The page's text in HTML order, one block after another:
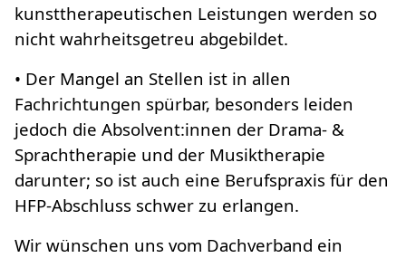
kunsttherapeutischen Leistungen werden so
nicht wahrheitsgetreu abgebildet.
• Der Mangel an Stellen ist in allen
Fachrichtungen spürbar, besonders leiden
jedoch die Absolvent:innen der Drama- &
Sprachtherapie und der Musiktherapie
darunter; so ist auch eine Berufspraxis für den
HFP-Abschluss schwer zu erlangen.
Wir wünschen uns vom Dachverband ein